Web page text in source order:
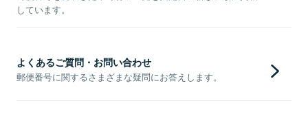
しています。
よくあるご質問・お問い合わせ
郵便番号に関するさまざまな疑問にお答えします。